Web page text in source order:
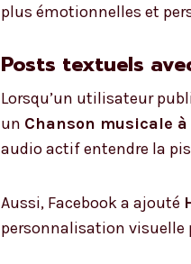
plus émotionnelles et
Posts textuels
Lorsqu’un utilisateur
un Chanson musicale
audio actif entendre la
Aussi, Facebook a ajouté
personnalisation visuelle